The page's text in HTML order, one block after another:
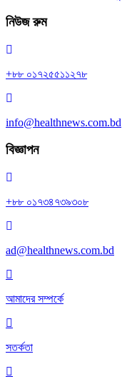
নিউজ রুম
+৮৮ ০১৭২৫৫১১২৭৮
info@healthnews.com.bd
বিজ্ঞাপন
+৮৮ ০১৭৩৪৭৩৯৩০৮
ad@healthnews.com.bd
আমাদের সম্পর্কে
সতর্কতা